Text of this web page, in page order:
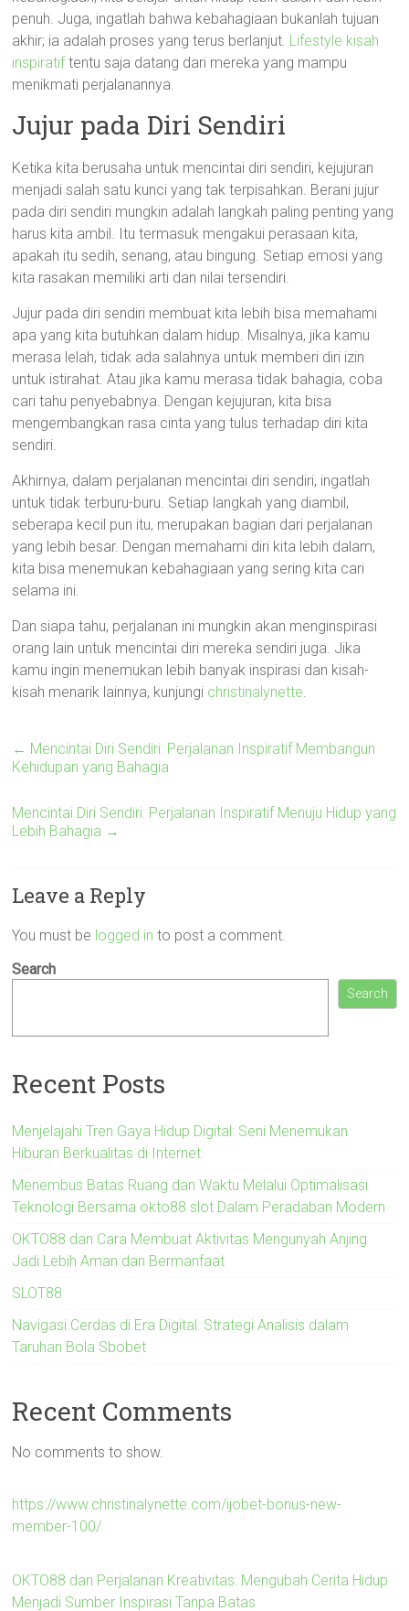
penuh. Juga, ingatlah bahwa kebahagiaan bukanlah tujuan
akhir; ia adalah proses yang terus berlanjut. Lifestyle kisah
inspiratiftentu saja datang dari mereka yang mampu
menikmati perjalanannya.
Jujur pada Diri Sendiri
Ketika kita berusaha untuk mencintai diri sendiri, kejujuran
menjadi salah satu kunci yang tak terpisahkan. Berani jujur
pada diri sendiri mungkin adalah langkah paling penting yang
harus kita ambil. Itu termasuk mengakui perasaan kita,
apakah itu sedih, senang, atau bingung. Setiap emosi yang
kita rasakan memiliki arti dan nilai tersendiri.
Jujur pada diri sendiri membuat kita lebih bisa memahami
apa yang kita butuhkan dalam hidup. Misalnya, jika kamu
merasa lelah, tidak ada salahnya untuk memberi diri izin
untuk istirahat. Atau jika kamu merasa tidak bahagia, coba
cari tahu penyebabnya. Dengan kejujuran, kita bisa
mengembangkan rasa cinta yang tulus terhadap diri kita
sendiri.
Akhirnya, dalam perjalanan mencintai diri sendiri, ingatlah
untuk tidak terburu-buru. Setiap langkah yang diambil,
seberapa kecil pun itu, merupakan bagian dari perjalanan
yang lebih besar. Dengan memahami diri kita lebih dalam,
kita bisa menemukan kebahagiaan yang sering kita cari
selama ini.
Dan siapa tahu, perjalanan ini mungkin akan menginspirasi
orang lain untuk mencintai diri mereka sendiri juga. Jika
kamu ingin menemukan lebih banyak inspirasi dan kisah-
kisah menarik lainnya, kunjungi christinalynette.
← Mencintai Diri Sendiri: Perjalanan Inspiratif Membangun
Kehidupan yang Bahagia
Mencintai Diri Sendiri: Perjalanan Inspiratif Menuju Hidup yang
Lebih Bahagia →
Leave a Reply
You must be logged in to post a comment.
Search
Search
Recent Posts
Menjelajahi Tren Gaya Hidup Digital: Seni Menemukan
Hiburan Berkualitas di Internet
Menembus Batas Ruang dan Waktu Melalui Optimalisasi
Teknologi Bersama okto88 slot Dalam Peradaban Modern
OKTO88 dan Cara Membuat Aktivitas Mengunyah Anjing
Jadi Lebih Aman dan Bermanfaat
SLOT88
Navigasi Cerdas di Era Digital: Strategi Analisis dalam
Taruhan Bola Sbobet
Recent Comments
No comments to show.
https://www.christinalynette.com/ijobet-bonus-new-
member-100/
OKTO88 dan Perjalanan Kreativitas: Mengubah Cerita Hidup
Menjadi Sumber Inspirasi Tanpa Batas